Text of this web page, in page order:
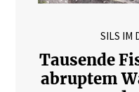
SILS IM
Tausende
abruptem